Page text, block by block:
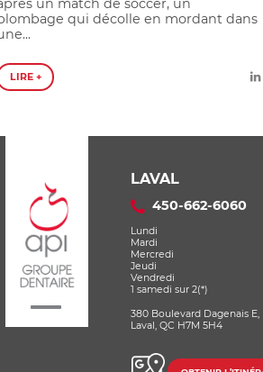
un match de soccer, un
qui décolle en mordant dans
LIRE +
LAVAL
450-662-6060
Lundi
Mardi
Mercredi
Jeudi
Vendredi
1 samedi sur 2(*)
380 Boulevard Dagenais E,
Laval, QC H7M 5H4